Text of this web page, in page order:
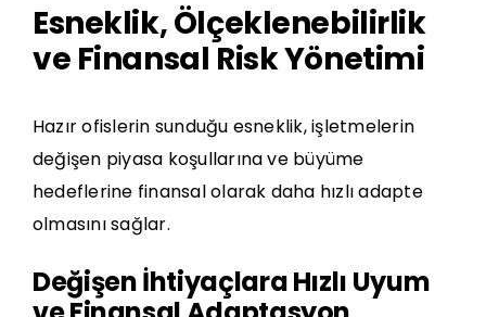
Esneklik, Ölçeklenebilirlik
ve Finansal Risk Yönetimi
Hazır ofislerin sunduğu esneklik, işletmelerin
değişen piyasa koşullarına ve büyüme
hedeflerine finansal olarak daha hızlı adapte
olmasını sağlar.
Değişen İhtiyaçlara Hızlı Uyum